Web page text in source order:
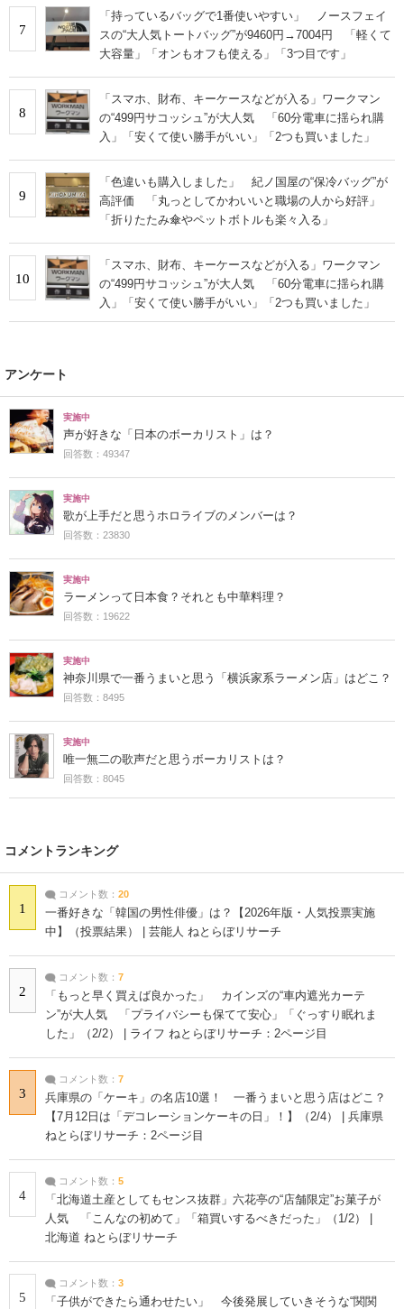
7
「持っているバッグで1番使いやすい」 ノースフェイ
スの“大人気トートバッグ”が9460円→7004円 「軽くて
大容量」「オンもオフも使える」「3つ目です」
8
「スマホ、財布、キーケースなどが入る」ワークマン
の“499円サコッシュ”が大人気 「60分電車に揺られ購
入」「安くて使い勝手がいい」「2つも買いました」
9
「色違いも購入しました」 紀ノ国屋の“保冷バッグ”が
高評価 「丸っとしてかわいいと職場の人から好評」
「折りたたみ傘やペットボトルも楽々入る」
10
「スマホ、財布、キーケースなどが入る」ワークマン
の“499円サコッシュ”が大人気 「60分電車に揺られ購
入」「安くて使い勝手がいい」「2つも買いました」
アンケート
実施中
声が好きな「日本のボーカリスト」は？
回答数：49347
実施中
歌が上手だと思うホロライブのメンバーは？
回答数：23830
実施中
ラーメンって日本食？それとも中華料理？
回答数：19622
実施中
神奈川県で一番うまいと思う「横浜家系ラーメン店」はどこ？
回答数：8495
実施中
唯一無二の歌声だと思うボーカリストは？
回答数：8045
コメントランキング
1
コメント数： 20
一番好きな「韓国の男性俳優」は？【2026年版・人気投票実施
中】（投票結果） | 芸能人 ねとらぼリサーチ
2
コメント数： 7
「もっと早く買えば良かった」 カインズの“車内遮光カーテ
ン”が大人気 「プライバシーも保てて安心」「ぐっすり眠れま
した」（2/2） | ライフ ねとらぼリサーチ：2ページ目
3
コメント数： 7
兵庫県の「ケーキ」の名店10選！ 一番うまいと思う店はどこ？
【7月12日は「デコレーションケーキの日」！】（2/4） | 兵庫県
ねとらぼリサーチ：2ページ目
4
コメント数： 5
「北海道土産としてもセンス抜群」六花亭の“店舗限定”お菓子が
人気 「こんなの初めて」「箱買いするべきだった」（1/2） |
北海道 ねとらぼリサーチ
5
コメント数： 3
「子供ができたら通わせたい」 今後発展していきそうな“関関